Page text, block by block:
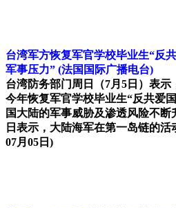
台湾军方恢复军官学校毕业生“反
军事压力” (法国国际广播电台)
台湾防务部门周日（7月5日）表
今年恢复军官学校毕业生“反共爱
国大陆的军事威胁及渗透风险不
日表示，大陆海军在第一岛链的活
07月05日)